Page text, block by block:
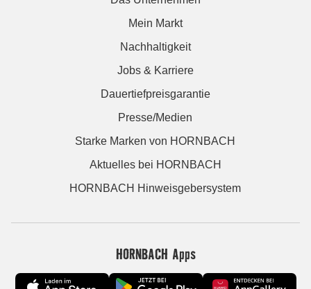
Mein Markt
Nachhaltigkeit
Jobs & Karriere
Dauertiefpreisgarantie
Presse/Medien
Starke Marken von HORNBACH
Aktuelles bei HORNBACH
HORNBACH Hinweisgebersystem
HORNBACH Apps